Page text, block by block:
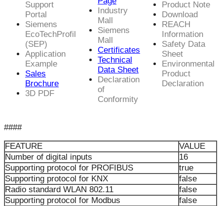
Support
Portal
Siemens
EcoTechProfil
(SEP)
Application
Example
Sales
Brochure
3D PDF
Industry
Mall
Siemens
Mall
Certificates
Technical
Data Sheet
Declaration
of
Conformity
Product Note
Download
REACH
Information
Safety Data
Sheet
Environmental
Product
Declaration
####
FEATURE
VALUE
Number of digital inputs
16
Supporting protocol for PROFIBUS
true
Supporting protocol for KNX
false
Radio standard WLAN 802.11
false
Supporting protocol for Modbus
false